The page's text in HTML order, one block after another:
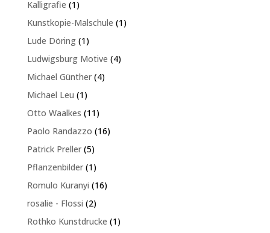
Kalligrafie 11
Produkt
Kunstkopie-Malschule 11
Lude Döring 11
Produkt
Ludwigsburg Motive 44
Michael Günther 44
Michael Leu 11
Produkt
Otto Waalkes 1111
Produkte
Paolo Randazzo 1616
Patrick Preller 55
Produkte
Pflanzenbilder 11
Produkt
Romulo Kuranyi 1616
rosalie - Flossi 22
Produkte
Rothko Kunstdrucke 11